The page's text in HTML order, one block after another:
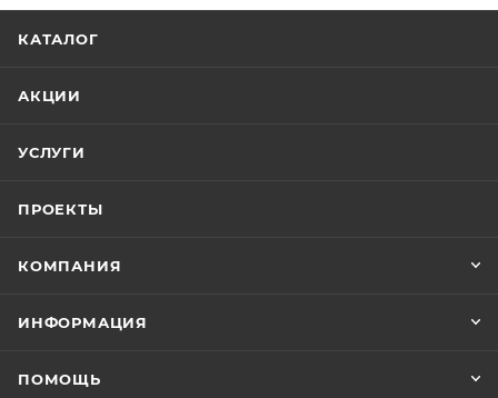
КАТАЛОГ
АКЦИИ
УСЛУГИ
ПРОЕКТЫ
КОМПАНИЯ
ИНФОРМАЦИЯ
ПОМОЩЬ